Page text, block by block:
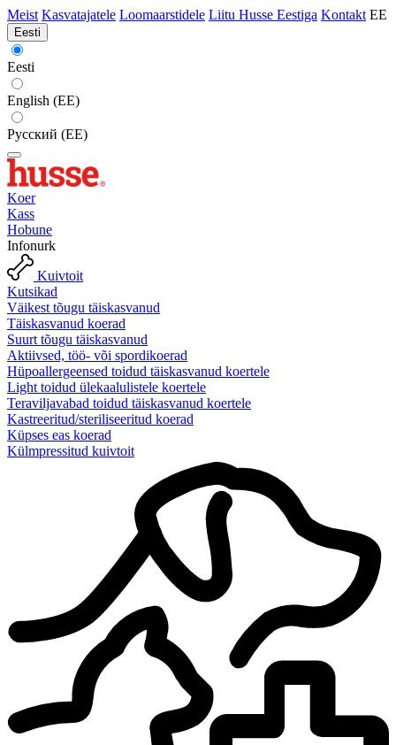
Meist Kasvatajatele Loomaarstidele Liitu Husse Eestiga Kontakt EE
Eesti
Eesti
English (EE)
Русский (EE)
Koer
Kass
Hobune
Infonurk
Kuivtoit
Kutsikad
Väikest tõugu täiskasvanud
Täiskasvanud koerad
Suurt tõugu täiskasvanud
Aktiivsed, töö- või spordikoerad
Hüpoallergeensed toidud täiskasvanud koertele
Light toidud ülekaalulistele koertele
Teraviljavabad toidud täiskasvanud koertele
Kastreeritud/steriliseeritud koerad
Küpses eas koerad
Külmpressitud kuivtoit